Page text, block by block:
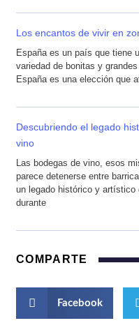
Los encantos de vivir en
España es un país que tiene
variedad de bonitas y
España es una elección que
Descubriendo el legado
vino
Las bodegas de vino, esos
parece detenerse entre
un legado histórico y artístico
durante
COMPARTE
Facebook